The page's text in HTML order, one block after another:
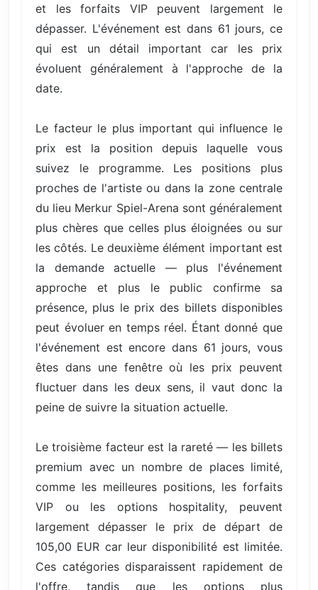
et les forfaits VIP peuvent largement le
dépasser. L'événement est dans 61 jours, ce
qui est un détail important car les prix
évoluent généralement à l'approche de la
date.
Le facteur le plus important qui influence le
prix est la position depuis laquelle vous
suivez le programme. Les positions plus
proches de l'artiste ou dans la zone centrale
du lieu Merkur Spiel-Arena sont généralement
plus chères que celles plus éloignées ou sur
les côtés. Le deuxième élément important est
la demande actuelle — plus l'événement
approche et plus le public confirme sa
présence, plus le prix des billets disponibles
peut évoluer en temps réel. Étant donné que
l'événement est encore dans 61 jours, vous
êtes dans une fenêtre où les prix peuvent
fluctuer dans les deux sens, il vaut donc la
peine de suivre la situation actuelle.
Le troisième facteur est la rareté — les billets
premium avec un nombre de places limité,
comme les meilleures positions, les forfaits
VIP ou les options hospitality, peuvent
largement dépasser le prix de départ de
105,00 EUR car leur disponibilité est limitée.
Ces catégories disparaissent rapidement de
l'offre, tandis que les options plus